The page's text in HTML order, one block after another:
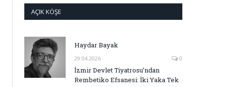
AÇIK KÖŞE
Haydar Bayak
29.04.2026 0
İzmir Devlet Tiyatrosu’ndan
Rembetiko Efsanesi: İki Yaka Tek